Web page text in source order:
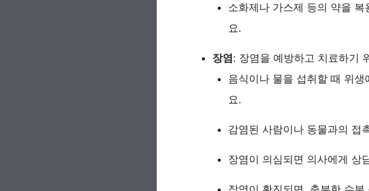
소화제나 가스제 등의 약을
요.
장염: 장염을 예방하고 치료하기
음식이나 물을 섭취할 때 위
요.
감염된 사람이나 동물과의 접
장염이 의심되면 의사에게 상